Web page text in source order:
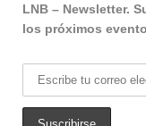
LNB – Newsletter.
los próximos